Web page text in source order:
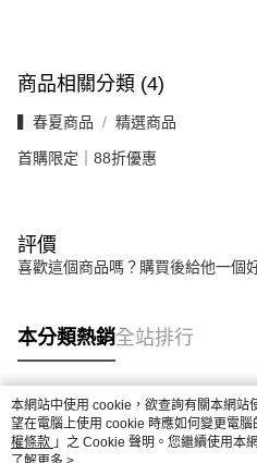
商品相關分類 (4)
▍春夏商品 精選商品
首購限定｜88折優惠
評價
喜歡這個商品嗎？購買後給他一個
本分類熱銷全站排行
熱門標籤
本網站中使用 cookie，欲查詢有關本網站
望在電腦上使用 cookie 時應如何變更電
權條款 」之 Cookie 聲明。您繼續使用本